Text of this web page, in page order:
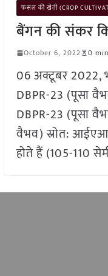
फसल की खेती (CROP
बैंगन की संकर
October 6, 2022 0
06 अक्टूबर 2022,
DBPR-23 (पूसा
DBPR-23 (पूसा
वैभव) स्रोत:
होते हैं (105-110